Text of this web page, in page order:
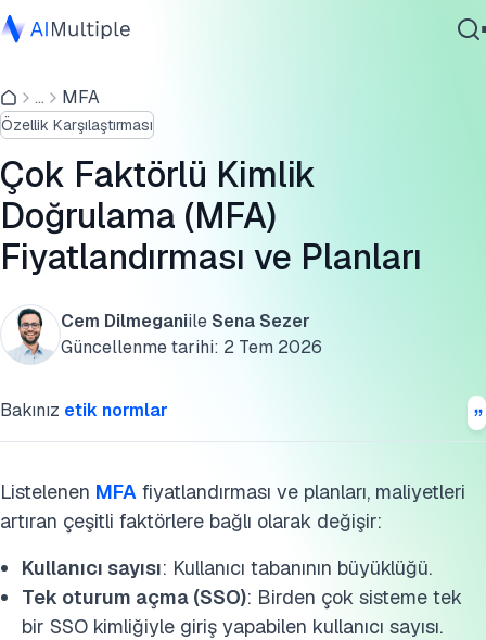
Ajanik Yapay Zeka
Siber güvenlik
Veri
Kurumsal Yazılım
Hizmetler
Bize Ulaşın
... MFA
Özellik Karşılaştırması
Çok Faktörlü Kimlik
Doğrulama (MFA)
Fiyatlandırması ve Planları
Cem DilmeganiileSena Sezer
Güncellenme tarihi: 2 Tem 2026
Bakınız etik normlar
Listelenen MFA fiyatlandırması ve planları, maliyetleri
artıran çeşitli faktörlere bağlı olarak değişir:
Kullanıcı sayısı: Kullanıcı tabanının büyüklüğü.
Tek oturum açma (SSO): Birden çok sisteme tek
bir SSO kimliğiyle giriş yapabilen kullanıcı sayısı.
Okta Workforce Identity Cloud
1Password
Cisco Duo
SSS'ler
Bu araştırmayı kaynak gösterin